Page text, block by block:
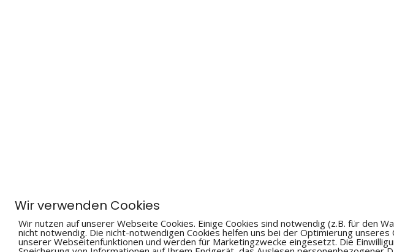
Wir verwenden Cookies
Wir nutzen auf unserer Webseite Cookies. Einige Cookies sind notwendig (z.B. für den
nicht notwendig. Die nicht-notwendigen Cookies helfen uns bei der Optimierung unseres
unserer Webseitenfunktionen und werden für Marketingzwecke eingesetzt. Die